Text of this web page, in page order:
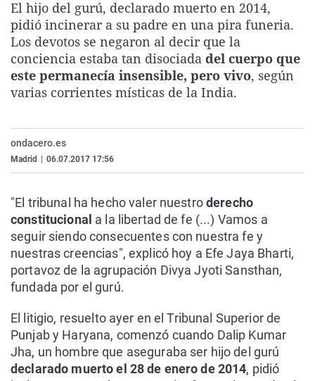
La rosa de los vientos
Gente viajera
Como el perro y el
Caso
Retornados
Equipo de
Operación Viuda
Extremadura
Galicia
La Rioja
Navarra
Virales
Televisión
Elecciones
El hijo del gurú, declarado muerto en 2014,
pidió incinerar a su padre en una pira funeria.
Los devotos se negaron al decir que la
conciencia estaba tan disociada del cuerpo que
este permanecía insensible, pero vivo, según
varias corrientes místicas de la India.
ondacero.es
Madrid 06.07.2017 17:56
"El tribunal ha hecho valer nuestroderecho
constitucional a la libertad de fe (...) Vamos a
seguir siendo consecuentes con nuestra fe y
nuestras creencias", explicó hoy a Efe Jaya Bharti,
portavoz de la agrupación Divya Jyoti Sansthan,
fundada por el gurú.
El litigio, resuelto ayer en el Tribunal Superior de
Punjab y Haryana, comenzó cuando Dalip Kumar
Jha, un hombre que aseguraba ser hijo del gurú
declarado muerto el 28 de enero de 2014, pidió